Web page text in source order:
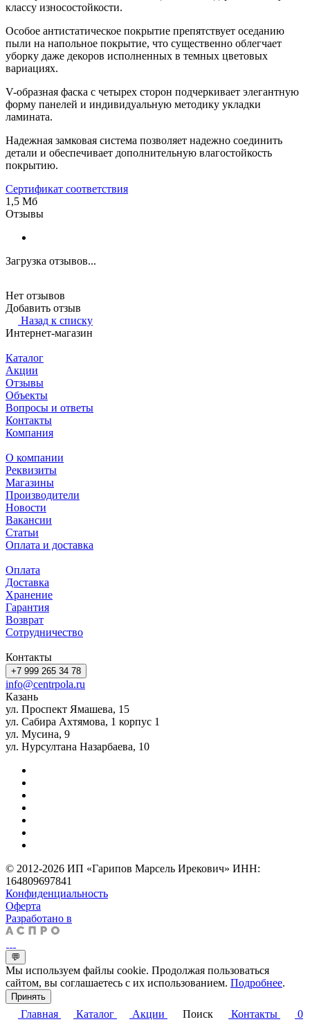
классу износостойкости.
Особое антистатическое покрытие препятствует оседанию
пыли на напольное покрытие, что существенно облегчает
уборку даже декоров исполненных в темных цветовых
вариациях.
V-образная фаска с четырех сторон подчеркивает элегантную
форму панелей и индивидуальную методику укладки
ламината.
Надежная замковая система позволяет надежно соединить
детали и обеспечивает дополнительную влагостойкость
покрытию.
Сертификат соответствия
1,5 Мб
Отзывы
Загрузка отзывов...
Нет отзывов
Добавить отзыв
Назад к списку
Интернет-магазин
Каталог
Акции
Отзывы
Объекты
Вопросы и ответы
Контакты
Компания
О компании
Реквизиты
Магазины
Производители
Новости
Вакансии
Статьи
Оплата и доставка
Оплата
Доставка
Хранение
Гарантия
Возврат
Сотрудничество
Контакты
+7 999 265 34 78
info@centrpola.ru
Казань
ул. Проспект Ямашева, 15
ул. Сабира Ахтямова, 1 корпус 1
ул. Мусина, 9
ул. Нурсултана Назарбаева, 10
© 2012-2026 ИП «Гарипов Марсель Ирекович» ИНН:
164809697841
Конфиденциальность
Оферта
Разработано в
💬
Мы используем файлы cookie. Продолжая пользоваться
сайтом, вы соглашаетесь с их использованием. Подробнее.
Принять
Главная Каталог Акции Поиск Контакты
0